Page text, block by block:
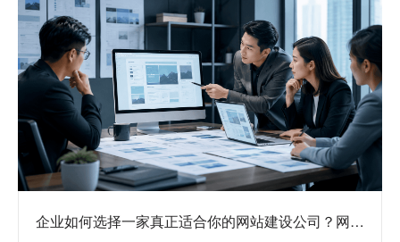
企业如何选择一家真正适合你的网站建设公司？网站